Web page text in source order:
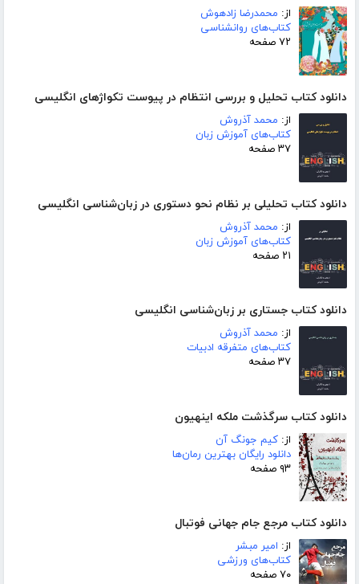
از: محمدرضا زادهوش
کتاب‌های روانشناسی
۷۲ صفحه
دانلود کتاب تحلیل و بررسی انتظام در پیوست تکواژهای انگلیسی
از: محمد آذروش
کتاب‌های آموزش زبان
۳۷ صفحه
دانلود کتاب تحلیلی بر نظام نحو دستوری در زبان‌شناسی انگلیسی
از: محمد آذروش
کتاب‌های آموزش زبان
۲۱ صفحه
دانلود کتاب جستاری بر زبان‌شناسی انگلیسی
از: محمد آذروش
کتاب‌های متفرقه ادبیات
۳۷ صفحه
دانلود کتاب سرگذشت ملکه اینهیون
از: کیم جونگ آن
دانلود رایگان بهترین رمان‌ها
۹۳ صفحه
دانلود کتاب مرجع جام جهانی فوتبال
از: امیر مبشر
کتاب‌های ورزشی
۷۰ صفحه